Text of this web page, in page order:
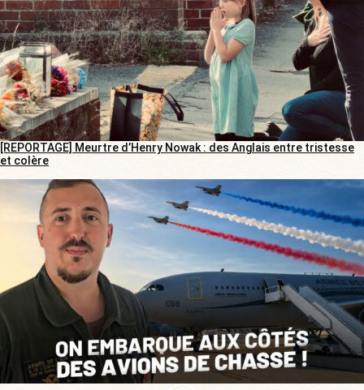
[REPORTAGE] Meurtre d’Henry Nowak : des Anglais entre tristesse
et colère